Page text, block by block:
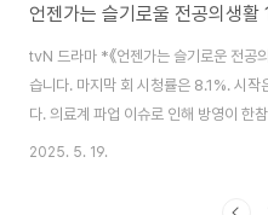
언젠가는 슬기로울 전공의생
tvN 드라마 *《언젠가는 슬기로운 전공
습니다. 마지막 회 시청률은 8.1%. 시작
다. 의료계 파업 이슈로 인해 방영이 한
어진다는 의견도 있었지만,...시간이 흐
했던 하루하루.. 지금은 지원이 거의 없
2025. 5. 19.